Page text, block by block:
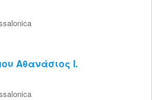
Αθανάσιος Ι.